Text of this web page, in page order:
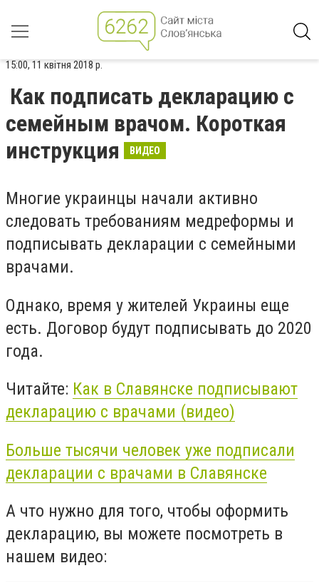
15:00, 11 квітня 2018 р.
Как подписать декларацию с
семейным врачом. Короткая
инструкция
ВИДЕО
Многие украинцы начали активно
следовать требованиям медреформы и
подписывать декларации с семейными
врачами.
Однако, время у жителей Украины еще
есть. Договор будут подписывать до 2020
года.
Читайте: Как в Славянске подписывают
декларацию с врачами (видео)
Больше тысячи человек уже подписали
декларации с врачами в Славянске
А что нужно для того, чтобы оформить
декларацию, вы можете посмотреть в
нашем видео: